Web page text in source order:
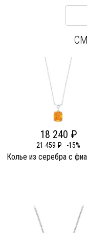
18 240 ₽
21 459 ₽ -15%
Колье из серебра c